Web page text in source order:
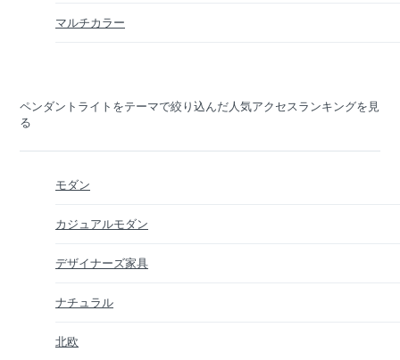
マルチカラー
ペンダントライトをテーマで絞り込んだ人気アクセスランキングを見
る
モダン
カジュアルモダン
デザイナーズ家具
ナチュラル
北欧